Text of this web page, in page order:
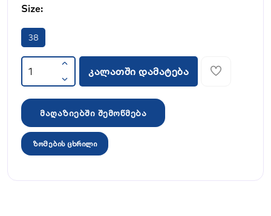
Size:
38
კალათში დამატება
მაღაზიებში შემოწმება
ზომების ცხრილი